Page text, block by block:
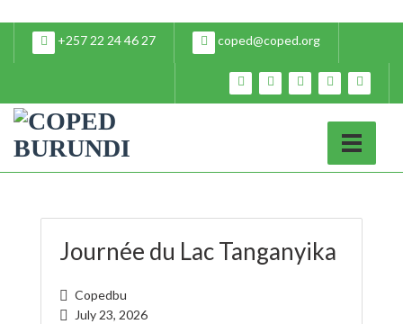
+257 22 24 46 27 coped@coped.org
Journée du Lac Tanganyika
Copedbu
July 23, 2026